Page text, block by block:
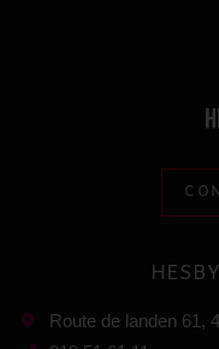
Route de landen 61,